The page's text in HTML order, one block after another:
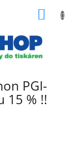
PGI-
15 % !!